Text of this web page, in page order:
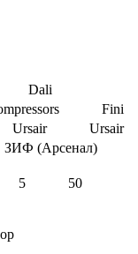
Dali
Fini
Ursair
Ursair
ЗИФ (Арсенал)
5
50